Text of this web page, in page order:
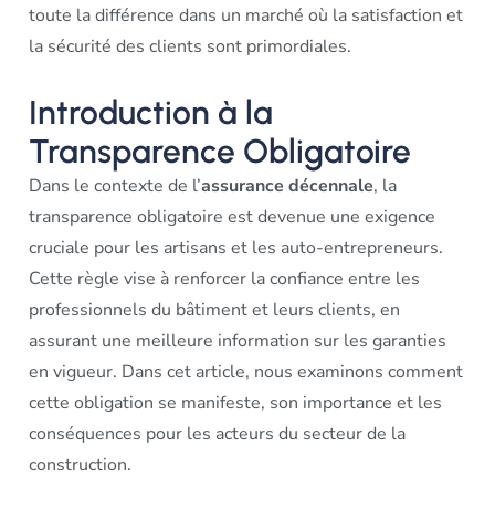
toute la différence dans un marché où la satisfaction et
la sécurité des clients sont primordiales.
Introduction à la
Transparence Obligatoire
Dans le contexte de l’assurance décennale, la
transparence obligatoire est devenue une exigence
cruciale pour les artisans et les auto-entrepreneurs.
Cette règle vise à renforcer la confiance entre les
professionnels du bâtiment et leurs clients, en
assurant une meilleure information sur les garanties
en vigueur. Dans cet article, nous examinons comment
cette obligation se manifeste, son importance et les
conséquences pour les acteurs du secteur de la
construction.